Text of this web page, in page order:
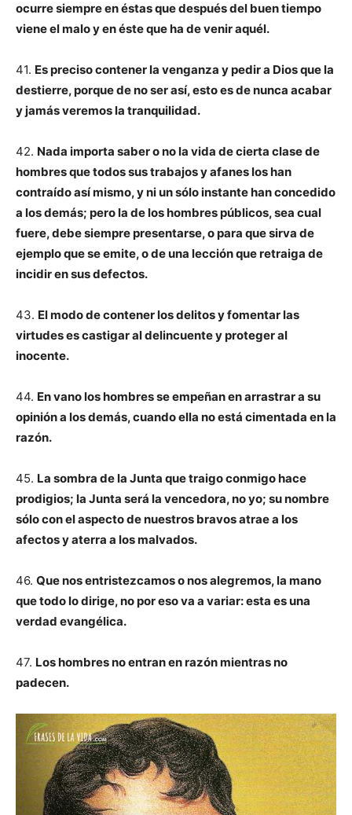
ocurre siempre en éstas que después del buen tiempo
viene el malo y en éste que ha de venir aquél.
41. Es preciso contener la venganza y pedir a Dios que la
destierre, porque de no ser así, esto es de nunca acabar
y jamás veremos la tranquilidad.
42. Nada importa saber o no la vida de cierta clase de
hombres que todos sus trabajos y afanes los han
contraído así mismo, y ni un sólo instante han concedido
a los demás; pero la de los hombres públicos, sea cual
fuere, debe siempre presentarse, o para que sirva de
ejemplo que se emite, o de una lección que retraiga de
incidir en sus defectos.
43. El modo de contener los delitos y fomentar las
virtudes es castigar al delincuente y proteger al
inocente.
44. En vano los hombres se empeñan en arrastrar a su
opinión a los demás, cuando ella no está cimentada en la
razón.
45. La sombra de la Junta que traigo conmigo hace
prodigios; la Junta será la vencedora, no yo; su nombre
sólo con el aspecto de nuestros bravos atrae a los
afectos y aterra a los malvados.
46. Que nos entristezcamos o nos alegremos, la mano
que todo lo dirige, no por eso va a variar: esta es una
verdad evangélica.
47. Los hombres no entran en razón mientras no
padecen.